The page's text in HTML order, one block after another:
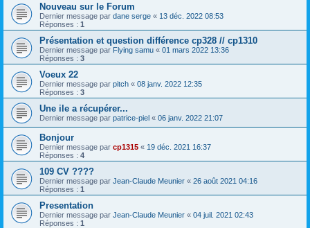
Nouveau sur le Forum
Dernier message par dane serge « 13 déc. 2022 08:53
Réponses : 1
Présentation et question différence cp328 // cp1310
Dernier message par Flying samu « 01 mars 2022 13:36
Réponses : 3
Voeux 22
Dernier message par pitch « 08 janv. 2022 12:35
Réponses : 3
Une ile a récupérer...
Dernier message par patrice-piel « 06 janv. 2022 21:07
Bonjour
Dernier message par cp1315 « 19 déc. 2021 16:37
Réponses : 4
109 CV ????
Dernier message par Jean-Claude Meunier « 26 août 2021 04:16
Réponses : 1
Presentation
Dernier message par Jean-Claude Meunier « 04 juil. 2021 02:43
Réponses : 1